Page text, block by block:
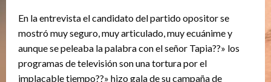
En la entrevista el candidato del partido opositor se
mostró muy seguro, muy articulado, muy ecuánime y
aunque se peleaba la palabra con el señor Tapia??» los
programas de televisión son una tortura por el
implacable tiempo??» hizo gala de su campaña de